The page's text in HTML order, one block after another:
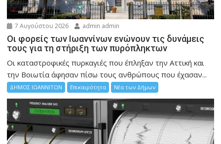
7 Αυγούστου 2026 admin admin
Οι φορείς των Ιωαννίνων ενώνουν τις δυνάμεις
τους για τη στήριξη των πυρόπληκτων
Οι καταστροφικές πυρκαγιές που έπληξαν την Αττική και
την Bοιωτία άφησαν πίσω τους ανθρώπους που έχασαν...
ΔΗΜΟΣ ΙΩΑΝΝΙΤΩΝ Επικαιρότητα Νέα των Δήμων